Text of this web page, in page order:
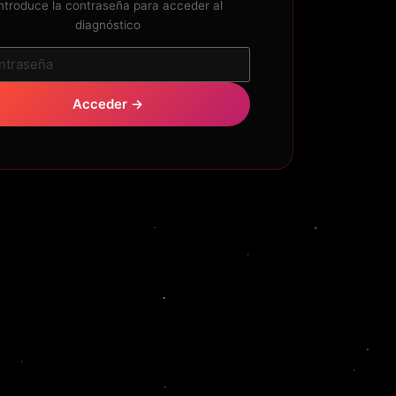
la contraseña para acceder al
diagnóstico
Acceder →